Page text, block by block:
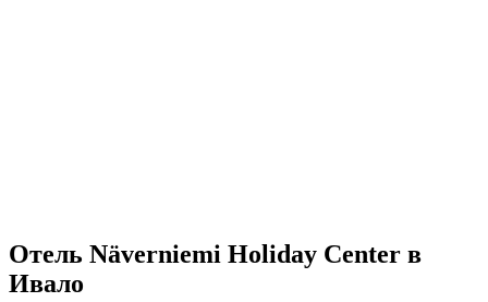
Отель Näverniemi Holiday Center в
Ивало